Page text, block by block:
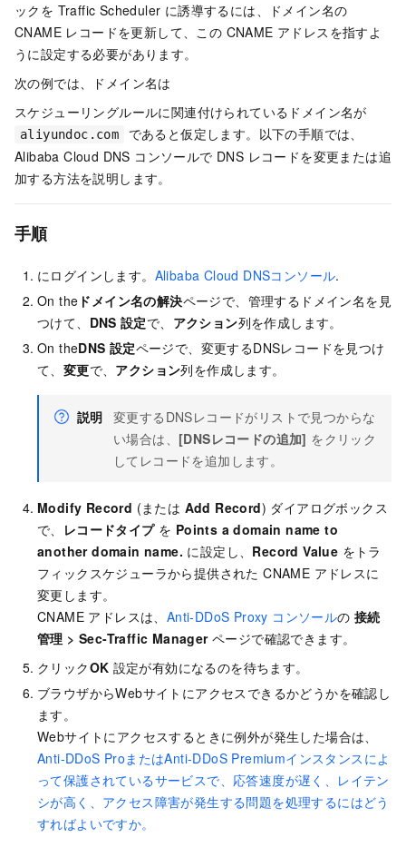
ックを Traffic Scheduler に誘導するには、ドメイン名の
CNAME レコードを更新して、この CNAME アドレスを指すよ
うに設定する必要があります。
次の例では、ドメイン名は
スケジューリングルールに関連付けられているドメイン名が
aliyundoc.com
であると仮定します。以下の手順では、
Alibaba Cloud DNS コンソールで DNS レコードを変更または追
加する方法を説明します。
手順
にログインします。 Alibaba Cloud DNSコンソール.
On the ドメイン名の解決ページで、管理するドメイン名を見
つけて、 DNS 設定で、 アクション列を作成します。
On theDNS 設定ページで、変更するDNSレコードを見つけ
て、 変更で、 アクション列を作成します。
説明 変更するDNSレコードがリストで見つからな
い場合は、 [DNSレコードの追加] をクリック
してレコードを追加します。
Modify Record (または Add Record) ダイアログボックス
で、
レコードタイプを Points a domain name to
another domain name. に設定し、 Record Value をトラ
フィックスケジューラから提供された CNAME アドレスに
変更します。
CNAME アドレスは、 Anti-DDoS Proxy コンソールの接続
管理 >Sec-Traffic Managerページで確認できます。
クリックOK 設定が有効になるのを待ちます。
ブラウザからWebサイトにアクセスできるかどうかを確認し
ます。
Webサイトにアクセスするときに例外が発生した場合は、
Anti-DDoS ProまたはAnti-DDoS Premiumインスタンスによ
って保護されているサービスで、応答速度が遅く、レイテン
シが高く、アクセス障害が発生する問題を処理するにはどう
すればよいですか。